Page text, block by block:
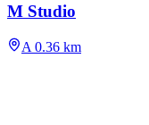
M Studio
A 0.36 km